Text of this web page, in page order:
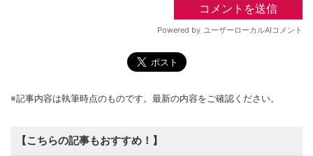
※記事内容は執筆時点のものです。最新の内容をご確認ください。
【こちらの記事もおすすめ！】